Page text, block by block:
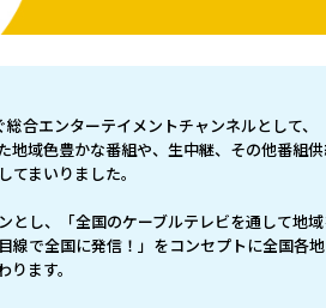
合エンターテイメントチャンネルとして、
地域色豊かな番組や、生中継、その他番組
まいりました。
とし、「全国のケーブルテレビを通して地
線で全国に発信！」をコンセプトに全国各
ます。